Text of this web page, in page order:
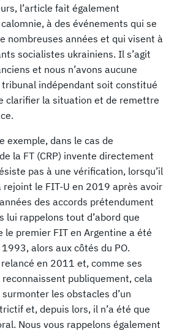
l’article fait également
à des événements qui se
nombreuses années et qui visent à
socialistes ukrainiens. Il s’agit
et nous n’avons aucune
tribunal indépendant soit constitué
clarifier la situation et de remettre
exemple, dans le cas de
la FT (CRP) invente directement
pas à une vérification, lorsqu’il
rejoint le FIT-U en 2019 après avoir
des accords prétendument
lui rappelons tout d’abord que
le premier FIT en Argentine a été
alors aux côtés du PO.
en 2011 et, comme ses
publiquement, cela
les obstacles d’un
et, depuis lors, il n’a été que
Nous vous rappelons également